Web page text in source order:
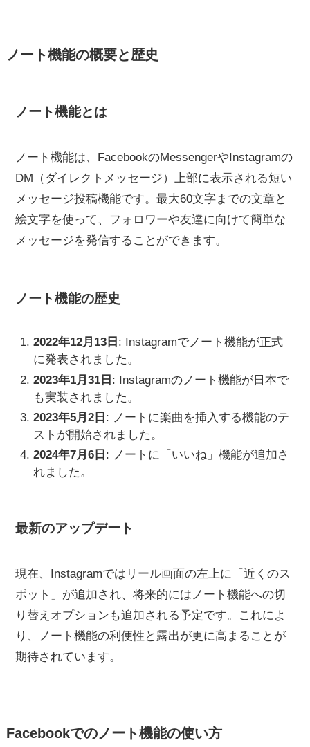
ノート機能の概要と歴史
ノート機能とは
ノート機能は、FacebookのMessengerやInstagramの
DM（ダイレクトメッセージ）上部に表示される短い
メッセージ投稿機能です。最大60文字までの文章と
絵文字を使って、フォロワーや友達に向けて簡単な
メッセージを発信することができます。
ノート機能の歴史
2022年12月13日 : Instagramでノート機能が正式
に発表されました。
2023年1月31日 : Instagramのノート機能が日本で
も実装されました。
2023年5月2日 : ノートに楽曲を挿入する機能のテ
ストが開始されました。
2024年7月6日 : ノートに「いいね」機能が追加さ
れました。
最新のアップデート
現在、Instagramではリール画面の左上に「近くのス
ポット」が追加され、将来的にはノート機能への切
り替えオプションも追加される予定です。これによ
り、ノート機能の利便性と露出が更に高まることが
期待されています。
Facebookでのノート機能の使い方